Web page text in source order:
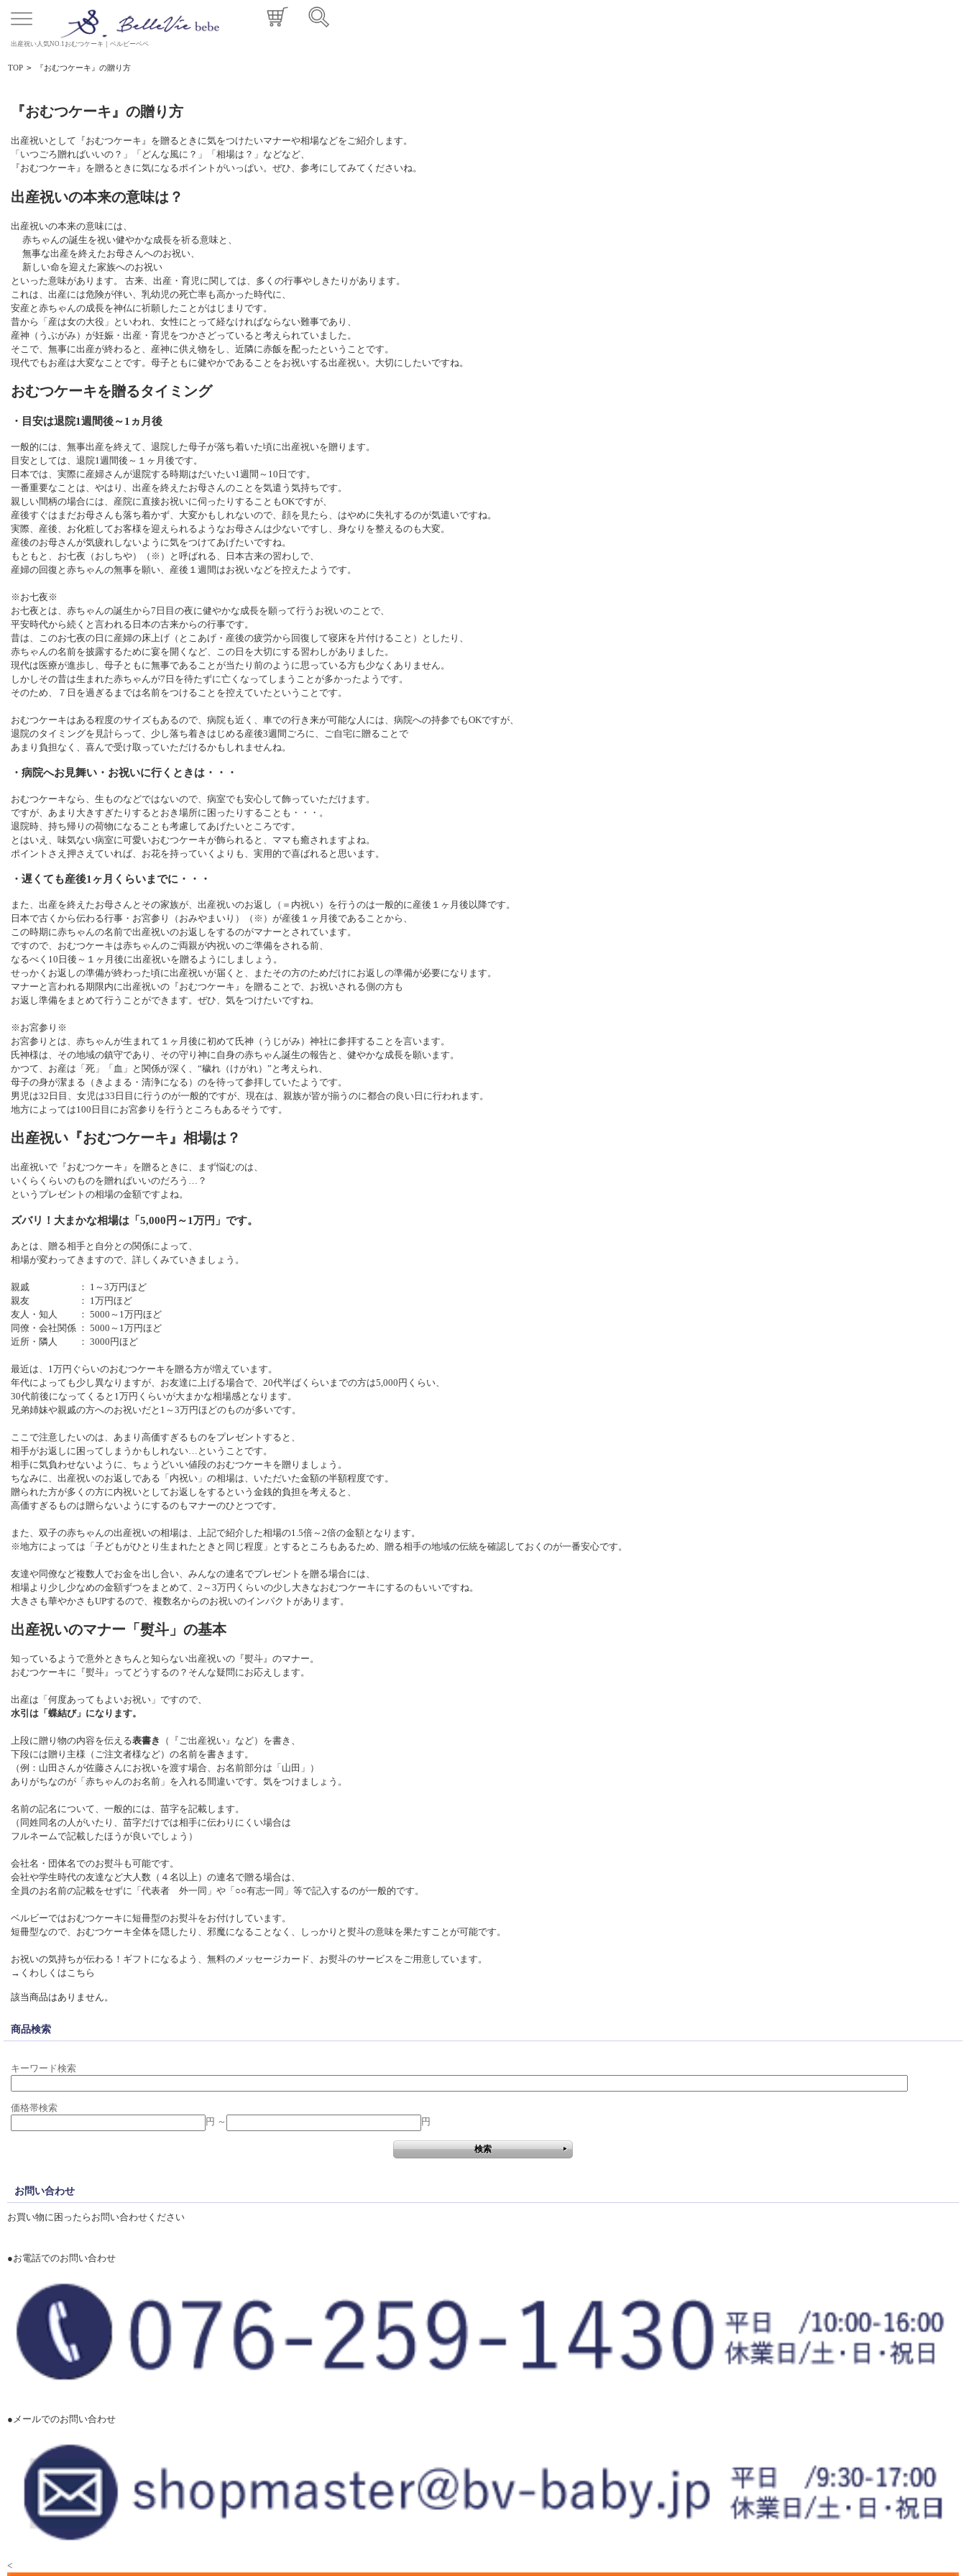
出産祝い人気NO.1おむつケーキ｜ベルビーベベ
TOP > 『おむつケーキ』の贈り方
『おむつケーキ』の贈り方
出産祝いとして『おむつケーキ』を贈るときに気をつけたいマナーや相場などをご紹介します。
「いつごろ贈ればいいの？」「どんな風に？」「相場は？」などなど、
『おむつケーキ』を贈るときに気になるポイントがいっぱい。ぜひ、参考にしてみてくださいね。
出産祝いの本来の意味は？
出産祝いの本来の意味には、
赤ちゃんの誕生を祝い健やかな成長を祈る意味と、
無事な出産を終えたお母さんへのお祝い、
新しい命を迎えた家族へのお祝い
といった意味があります。 古来、出産・育児に関しては、多くの行事やしきたりがあります。
これは、出産には危険が伴い、乳幼児の死亡率も高かった時代に、
安産と赤ちゃんの成長を神仏に祈願したことがはじまりです。
昔から「産は女の大役」といわれ、女性にとって経なければならない難事であり、
産神（うぶがみ）が妊娠・出産・育児をつかさどっていると考えられていました。
そこで、無事に出産が終わると、産神に供え物をし、近隣に赤飯を配ったということです。
現代でもお産は大変なことです。母子ともに健やかであることをお祝いする出産祝い。大切にしたいですね。
おむつケーキを贈るタイミング
・目安は退院1週間後～1ヵ月後
一般的には、無事出産を終えて、退院した母子が落ち着いた頃に出産祝いを贈ります。
目安としては、退院1週間後～１ヶ月後です。
日本では、実際に産婦さんが退院する時期はだいたい1週間～10日です。
一番重要なことは、やはり、出産を終えたお母さんのことを気遣う気持ちです。
親しい間柄の場合には、産院に直接お祝いに伺ったりすることもOKですが、
産後すぐはまだお母さんも落ち着かず、大変かもしれないので、顔を見たら、はやめに失礼するのが気遣いですね。
実際、産後、お化粧してお客様を迎えられるようなお母さんは少ないですし、身なりを整えるのも大変。
産後のお母さんが気疲れしないように気をつけてあげたいですね。
もともと、お七夜（おしちや）（※）と呼ばれる、日本古来の習わしで、
産婦の回復と赤ちゃんの無事を願い、産後１週間はお祝いなどを控えたようです。
※お七夜※
お七夜とは、赤ちゃんの誕生から7日目の夜に健やかな成長を願って行うお祝いのことで、
平安時代から続くと言われる日本の古来からの行事です。
昔は、このお七夜の日に産婦の床上げ（とこあげ・産後の疲労から回復して寝床を片付けること）としたり、
赤ちゃんの名前を披露するために宴を開くなど、この日を大切にする習わしがありました。
現代は医療が進歩し、母子ともに無事であることが当たり前のように思っている方も少なくありません。
しかしその昔は生まれた赤ちゃんが7日を待たずに亡くなってしまうことが多かったようです。
そのため、７日を過ぎるまでは名前をつけることを控えていたということです。
おむつケーキはある程度のサイズもあるので、病院も近く、車での行き来が可能な人には、病院への持参でもOKですが、
退院のタイミングを見計らって、少し落ち着きはじめる産後3週間ごろに、ご自宅に贈ることで
あまり負担なく、喜んで受け取っていただけるかもしれませんね。
・病院へお見舞い・お祝いに行くときは・・・
おむつケーキなら、生ものなどではないので、病室でも安心して飾っていただけます。
ですが、あまり大きすぎたりするとおき場所に困ったりすることも・・・。
退院時、持ち帰りの荷物になることも考慮してあげたいところです。
とはいえ、味気ない病室に可愛いおむつケーキが飾られると、ママも癒されますよね。
ポイントさえ押さえていれば、お花を持っていくよりも、実用的で喜ばれると思います。
・遅くても産後1ヶ月くらいまでに・・・
また、出産を終えたお母さんとその家族が、出産祝いのお返し（＝内祝い）を行うのは一般的に産後１ヶ月後以降です。
日本で古くから伝わる行事・お宮参り（おみやまいり）（※）が産後１ヶ月後であることから、
この時期に赤ちゃんの名前で出産祝いのお返しをするのがマナーとされています。
ですので、おむつケーキは赤ちゃんのご両親が内祝いのご準備をされる前、
なるべく10日後～１ヶ月後に出産祝いを贈るようにしましょう。
せっかくお返しの準備が終わった頃に出産祝いが届くと、またその方のためだけにお返しの準備が必要になります。
マナーと言われる期限内に出産祝いの『おむつケーキ』を贈ることで、お祝いされる側の方も
お返し準備をまとめて行うことができます。ぜひ、気をつけたいですね。
※お宮参り※
お宮参りとは、赤ちゃんが生まれて１ヶ月後に初めて氏神（うじがみ）神社に参拝することを言います。
氏神様は、その地域の鎮守であり、その守り神に自身の赤ちゃん誕生の報告と、健やかな成長を願います。
かつて、お産は「死」「血」と関係が深く、“穢れ（けがれ）”と考えられ、
母子の身が潔まる（きよまる・清浄になる）のを待って参拝していたようです。
男児は32日目、女児は33日目に行うのが一般的ですが、現在は、親族が皆が揃うのに都合の良い日に行われます。
地方によっては100日目にお宮参りを行うところもあるそうです。
出産祝い『おむつケーキ』相場は？
出産祝いで『おむつケーキ』を贈るときに、まず悩むのは、
いくらくらいのものを贈ればいいのだろう…？
というプレゼントの相場の金額ですよね。
ズバリ！大まかな相場は「5,000円～1万円」です。
あとは、贈る相手と自分との関係によって、
相場が変わってきますので、詳しくみていきましょう。
親戚 ： 1～3万円ほど
親友 ： 1万円ほど
友人・知人 ： 5000～1万円ほど
同僚・会社関係 ： 5000～1万円ほど
近所・隣人 ： 3000円ほど
最近は、1万円ぐらいのおむつケーキを贈る方が増えています。
年代によっても少し異なりますが、お友達に上げる場合で、20代半ばくらいまでの方は5,000円くらい、
30代前後になってくると1万円くらいが大まかな相場感となります。
兄弟姉妹や親戚の方へのお祝いだと1～3万円ほどのものが多いです。
ここで注意したいのは、あまり高価すぎるものをプレゼントすると、
相手がお返しに困ってしまうかもしれない…ということです。
相手に気負わせないように、ちょうどいい値段のおむつケーキを贈りましょう。
ちなみに、出産祝いのお返しである「内祝い」の相場は、いただいた金額の半額程度です。
贈られた方が多くの方に内祝いとしてお返しをするという金銭的負担を考えると、
高価すぎるものは贈らないようにするのもマナーのひとつです。
また、双子の赤ちゃんの出産祝いの相場は、上記で紹介した相場の1.5倍～2倍の金額となります。
※地方によっては「子どもがひとり生まれたときと同じ程度」とするところもあるため、贈る相手の地域の伝統を確認しておくのが一番安心です。
友達や同僚など複数人でお金を出し合い、みんなの連名でプレゼントを贈る場合には、
相場より少し少なめの金額ずつをまとめて、2～3万円くらいの少し大きなおむつケーキにするのもいいですね。
大きさも華やかさもUPするので、複数名からのお祝いのインパクトがあります。
出産祝いのマナー「熨斗」の基本
知っているようで意外ときちんと知らない出産祝いの『熨斗』のマナー。
おむつケーキに『熨斗』ってどうするの？そんな疑問にお応えします。
出産は「何度あってもよいお祝い」ですので、
水引は「蝶結び」になります。
上段に贈り物の内容を伝える表書き
（『ご出産祝い』など）を書き、
下段には贈り主様（ご注文者様など）の名前を書きます。
（例：山田さんが佐藤さんにお祝いを渡す場合、お名前部分は「山田」）
ありがちなのが「赤ちゃんのお名前」を入れる間違いです。気をつけましょう。
名前の記名について、一般的には、苗字を記載します。
（同姓同名の人がいたり、苗字だけでは相手に伝わりにくい場合は
フルネームで記載したほうが良いでしょう）
会社名・団体名でのお熨斗も可能です。
会社や学生時代の友達など大人数（４名以上）の連名で贈る場合は、
全員のお名前の記載をせずに「代表者 外一同」や「○○有志一同」等で記入するのが一般的です。
ベルビーではおむつケーキに短冊型のお熨斗をお付けしています。
短冊型なので、おむつケーキ全体を隠したり、邪魔になることなく、しっかりと熨斗の意味を果たすことが可能です。
お祝いの気持ちが伝わる！ギフトになるよう、無料のメッセージカード、お熨斗のサービスをご用意しています。
→ くわしくはこちら
該当商品はありません。
商品検索
キーワード検索
価格帯検索
円 ～
円
お問い合わせ
お買い物に困ったらお問い合わせください
●お電話でのお問い合わせ
●メールでのお問い合わせ
<